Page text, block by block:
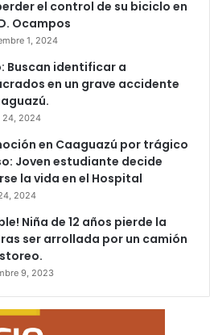
el control de su biciclo en
Ocampos
1, 2024
Buscan identificar a
en un grave accidente
24, 2024
en Caaguazú por trágico
Joven estudiante decide
la vida en el Hospital
2024
Niña de 12 años pierde la
ser arrollada por un camión
9, 2023